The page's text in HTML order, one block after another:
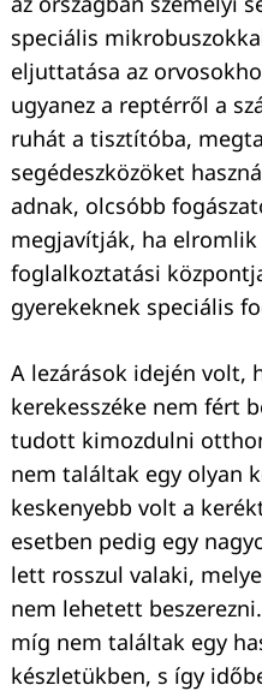
speciális
eljuttatása az
ugyanez a reptérről a
ruhát a tisztítóba,
segédeszközöket
adnak, olcsóbb
megjavítják, ha
foglalkoztatási
gyerekeknek speciális
A lezárások idején volt,
kerekesszéke nem fért
tudott kimozdulni
nem találtak egy olyan
keskenyebb volt a
esetben pedig egy
lett rosszul valaki,
nem lehetett
míg nem találtak egy
készletükben, s így